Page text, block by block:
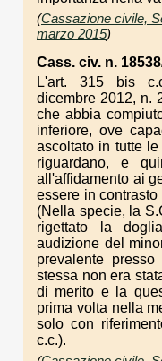
(Cassazione civile,
marzo 2015)
Cass. civ. n.
L'art. 315 bis
dicembre 2012, n.
che abbia
inferiore, ove
ascoltato in tutte
riguardano, e
all'affidamento ai
essere in
(Nella specie, la
rigettato la
audizione del
prevalente
stessa non era
di merito e la
prima volta nella
solo con
c.c.).